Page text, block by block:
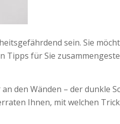
sein. Sie
Tipps für Sie
den Wänden – der dunkle
Ihnen, mit welchen